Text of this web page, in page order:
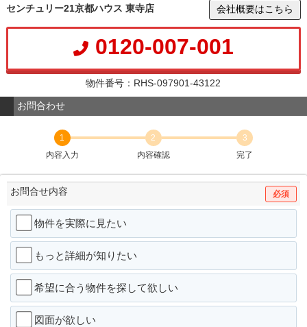
センチュリー21京都ハウス 東寺店 会社概要はこちら
0120-007-001
物件番号：RHS-097901-43122
お問合わせ
1
内容入力
2
内容確認
3
完了
お問合せ内容 必須
物件を実際に見たい
もっと詳細が知りたい
希望に合う物件を探して欲しい
図面が欲しい